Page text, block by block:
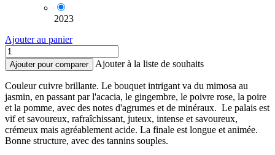
2023
Ajouter au panier
Ajouter pour comparer Ajouter à la liste de souhaits
Couleur cuivre brillante. Le bouquet intrigant va du mimosa au
jasmin, en passant par l'acacia, le gingembre, le poivre rose, la poire
et la pomme, avec des notes d'agrumes et de minéraux. Le palais est
vif et savoureux, rafraîchissant, juteux, intense et savoureux,
crémeux mais agréablement acide. La finale est longue et animée.
Bonne structure, avec des tannins souples.